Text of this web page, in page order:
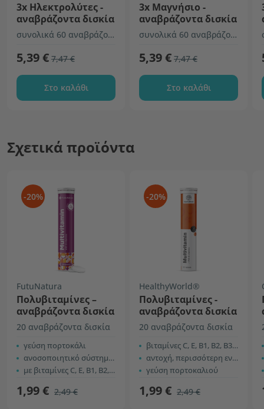
3x Ηλεκτρολύτες -
αναβράζοντα δισκία
συνολικά 60 αναβράζοντα δισκία
5,39 € 7,47 €
Στο καλάθι
3x Μαγνήσιο -
αναβράζοντα δισκία
συνολικά 60 αναβράζοντα δισκία
5,39 € 7,47 €
Στο καλάθι
Σχετικά προϊόντα
-20%
FutuNatura
Πολυβιταμίνες –
αναβράζοντα δισκία
20 αναβράζοντα δισκία
γεύση πορτοκάλι
ανοσοποιητικό σύστημα και ενέργεια
με βιταμίνες C, E, B1, B2, B3, B5, B6 και B12
1,99 € 2,49 €
-20%
HealthyWorld®
Πολυβιταμίνες -
αναβράζοντα δισκία
20 αναβράζοντα δισκία
βιταμίνες C, E, B1, B2, B3, B5, B6 και B12
αντοχή, περισσότερη ενέργεια, κ.α.
γεύση πορτοκαλιού
1,99 € 2,49 €